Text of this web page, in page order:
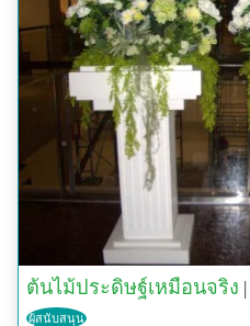
ต้นไม้ประดิษฐ์เหมือนจริง |
ผู้สนับสนุน